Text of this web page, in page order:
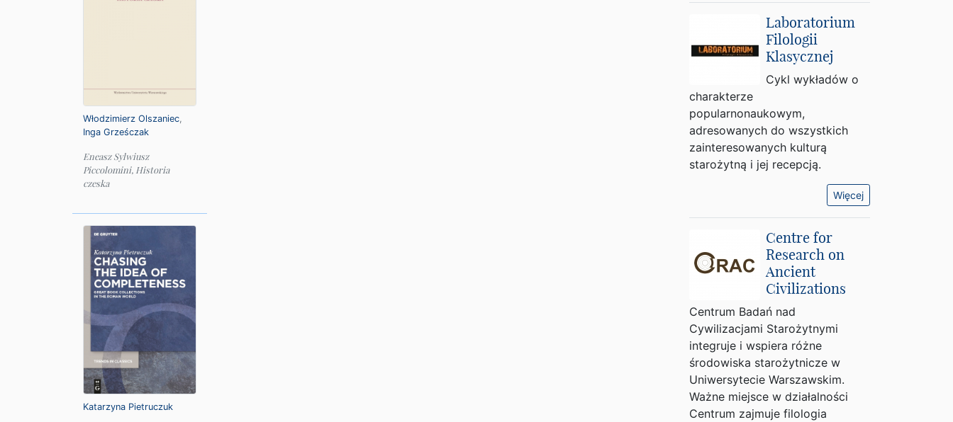
Włodzimierz Olszaniec,
Inga Grześczak
Eneasz Sylwiusz
Piccolomini, Historia
czeska
Katarzyna Pietruczuk
Laboratorium
Filologii
Klasycznej
Cykl wykładów o
charakterze
popularnonaukowym,
adresowanych do wszystkich
zainteresowanych kulturą
starożytną i jej recepcją.
Więcej
Centre for
Research on
Ancient
Civilizations
Centrum Badań nad
Cywilizacjami Starożytnymi
integruje i wspiera różne
środowiska starożytnicze w
Uniwersytecie Warszawskim.
Ważne miejsce w działalności
Centrum zajmuje filologia